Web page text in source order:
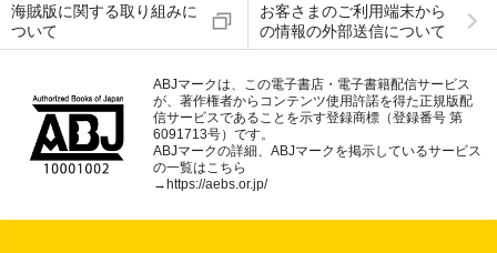
海賊版に関する取り組みに
ついて
お客さまのご利用端末から
の情報の外部送信について
ABJマークは、この電子書店・電子書籍配信サービス
が、著作権者からコンテンツ使用許諾を得た正規版配
信サービスであることを示す登録商標（登録番号 第
6091713号）です。
ABJマークの詳細、ABJマークを掲示しているサービス
の一覧はこちら
→ https://aebs.or.jp/